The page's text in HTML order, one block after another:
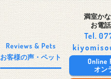
Reviews & Pets
お客様の声・ペット
満室か
お電
Tel.
Online
オン